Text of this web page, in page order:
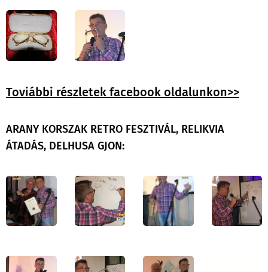
Toviábbi részletek facebook oldalunkon>>
ARANY KORSZAK RETRO FESZTIVÁL, RELIKVIA
ÁTADÁS, DELHUSA GJON: